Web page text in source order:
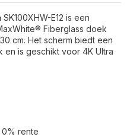
E12 is een
Fiberglass doek
cm. Het scherm biedt een
is geschikt voor 4K Ultra
0% rente